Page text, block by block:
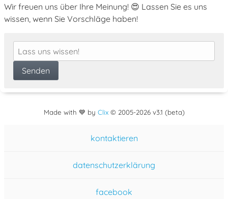
Wir freuen uns über Ihre Meinung! 😍 Lassen Sie es uns
wissen, wenn Sie Vorschläge haben!
Made with 💙 by Clix© 2005-2026 v3.1 (beta)
kontaktieren
datenschutzerklärung
facebook